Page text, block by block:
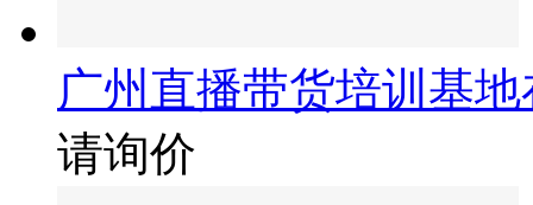
广州直播带货培训基
请询价